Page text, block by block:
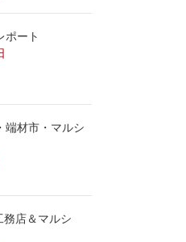
ポート
端材市・マルシ
務店＆マルシ